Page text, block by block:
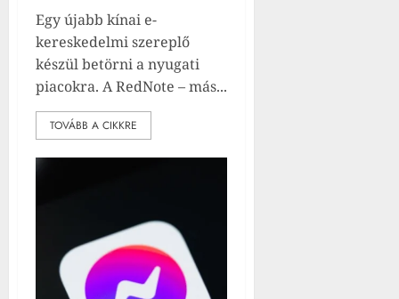
Egy újabb kínai e-
kereskedelmi szereplő
készül betörni a nyugati
piacokra. A RedNote – más...
TOVÁBB A CIKKRE